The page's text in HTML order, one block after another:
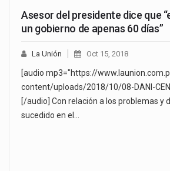
Asesor del presidente dice que
un gobierno de apenas 60 días”
La Unión Oct 15, 2018
[audio mp3="https://
content/uploads/2018/10/08-DANI-
[/audio] Con relación a los problemas y
sucedido en el…